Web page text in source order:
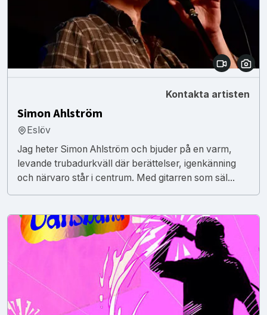
Kontakta artisten
Simon Ahlström
Eslöv
Jag heter Simon Ahlström och bjuder på en varm,
levande trubadurkväll där berättelser, igenkänning
och närvaro står i centrum. Med gitarren som säl...